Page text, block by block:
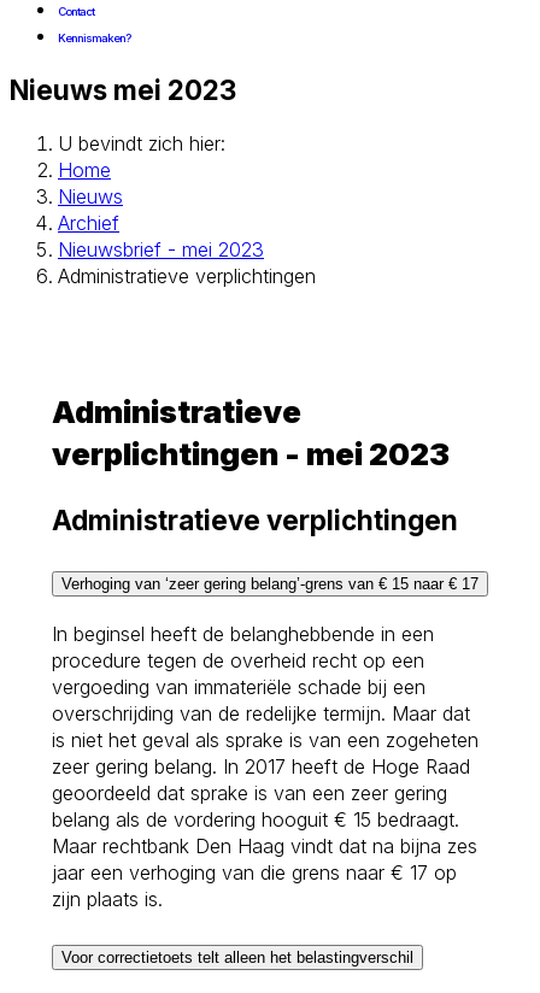
Contact
Kennismaken?
Nieuws mei 2023
U bevindt zich hier:
Home
Nieuws
Archief
Nieuwsbrief - mei 2023
Administratieve verplichtingen
Administratieve
verplichtingen - mei 2023
Administratieve verplichtingen
Verhoging van ‘zeer gering belang’-grens van € 15 naar € 17
In beginsel heeft de belanghebbende in een
procedure tegen de overheid recht op een
vergoeding van immateriële schade bij een
overschrijding van de redelijke termijn. Maar dat
is niet het geval als sprake is van een zogeheten
zeer gering belang. In 2017 heeft de Hoge Raad
geoordeeld dat sprake is van een zeer gering
belang als de vordering hooguit € 15 bedraagt.
Maar rechtbank Den Haag vindt dat na bijna zes
jaar een verhoging van die grens naar € 17 op
zijn plaats is.
Voor correctietoets telt alleen het belastingverschil